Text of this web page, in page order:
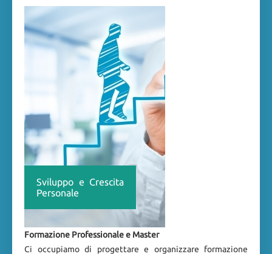
Sviluppo e Crescita
Personale
Formazione Professionale e Master
Ci occupiamo di progettare e organizzare formazione